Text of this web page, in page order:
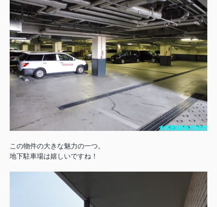
この物件の大きな魅力の一つ。
地下駐車場は嬉しいですね！